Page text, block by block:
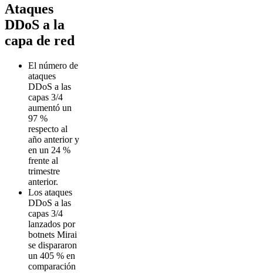
Ataques
DDoS a la
capa de red
El número de
ataques
DDoS a las
capas 3/4
aumentó un
97 %
respecto al
año anterior y
en un 24 %
frente al
trimestre
anterior.
Los ataques
DDoS a las
capas 3/4
lanzados por
botnets Mirai
se dispararon
un 405 % en
comparación